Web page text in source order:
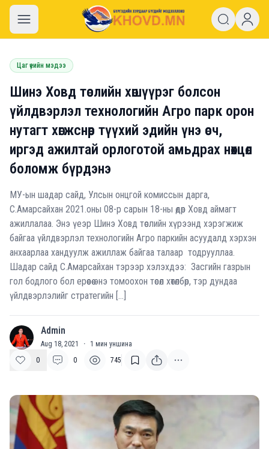
khovd.mn
Цаг үеийн мэдээ
Шинэ Ховд төслийн хөшүүрэг болсон
үйлдвэрлэл технологийн Агро парк орон
нутагт хөгжснөөр түүхий эдийн үнэ өсч,
иргэд ажилтай орлоготой амьдрах нөхцөл
боломж бүрдэнэ
МУ-ын шадар сайд, Улсын онцгой комиссын дарга,
С.Амарсайхан 2021.оны 08-р сарын 18-ны өдөр Ховд аймагт
ажиллалаа. Энэ үеэр Шинэ Ховд төслийн хүрээнд хэрэгжиж
байгаа үйлдвэрлэл технологийн Агро паркийн асуудалд хэрхэн
анхаарлаа хандуулж ажиллаж байгаа талаар тодрууллаа.
Шадар сайд С.Амарсайхан тэрээр хэлэхдээ: Засгийн газрын
гол бодлого бол ерөөсөө энэ томоохон төсөл хөтөлбөр, тэр дундаа
үйлдвэрлэлийг стратегийн […]
A Admin
Aug 18, 2021 · 1 мин уншина
0
0 745